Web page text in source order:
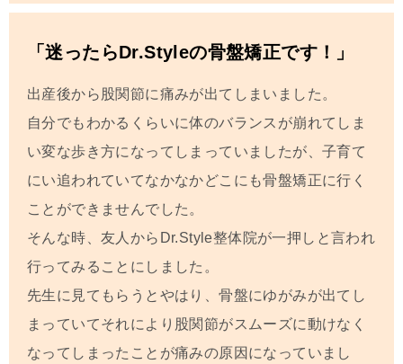
「迷ったらDr.Styleの骨盤矯正です！」
出産後から股関節に痛みが出てしまいました。
自分でもわかるくらいに体のバランスが崩れてしま
い変な歩き方になってしまっていましたが、子育て
にい追われていてなかなかどこにも骨盤矯正に行く
ことができませんでした。
そんな時、友人からDr.Style整体院が一押しと言われ
行ってみることにしました。
先生に見てもらうとやはり、骨盤にゆがみが出てし
まっていてそれにより股関節がスムーズに動けなく
なってしまったことが痛みの原因になっていまし